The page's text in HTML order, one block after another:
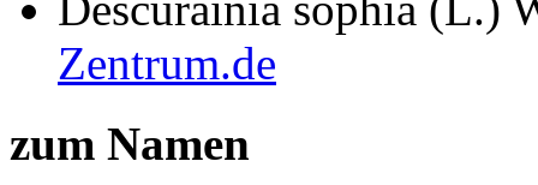
Zentrum.de
zum Namen